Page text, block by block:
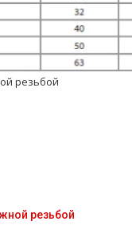
резьбой
резьбой